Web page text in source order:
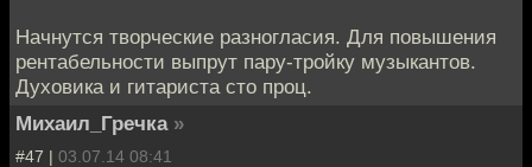
Начнутся творческие разногласия. Для повышения
рентабельности выпрут пару-тройку музыкантов.
Духовика и гитариста сто проц.
Михаил_Гречка »
#47 | 03.07.14 08:41